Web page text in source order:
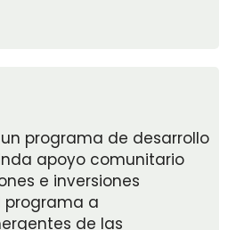
un programa de desarrollo
apoyo comunitario
e inversiones
programa a
de las